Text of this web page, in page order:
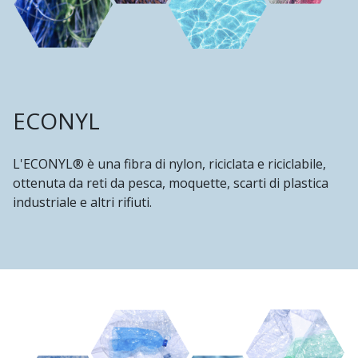
ECONYL
L'ECONYL® è una fibra di nylon, riciclata e riciclabile,
ottenuta da reti da pesca, moquette, scarti di plastica
industriale e altri rifiuti.